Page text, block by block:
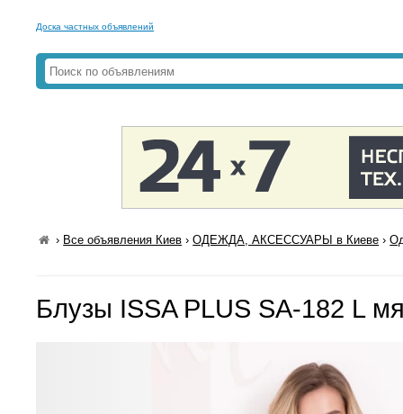
Доска частных объявлений
› Все объявления Киев ›ОДЕЖДА, АКСЕССУАРЫ в Киеве ›
Блузы ISSA PLUS SA-182 L